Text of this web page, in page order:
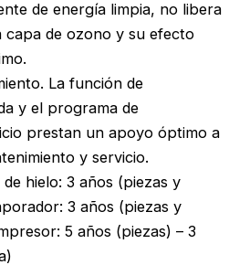
de energía limpia, no libera
capa de ozono y su efecto
La función de
y el programa de
prestan un apoyo óptimo a
y servicio.
hielo: 3 años (piezas y
3 años (piezas y
5 años (piezas) – 3